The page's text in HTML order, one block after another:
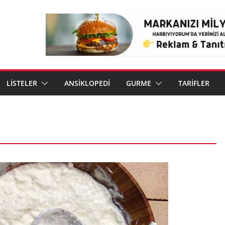
LİSTELER ANSİKLOPEDİ GURME TARİFLER